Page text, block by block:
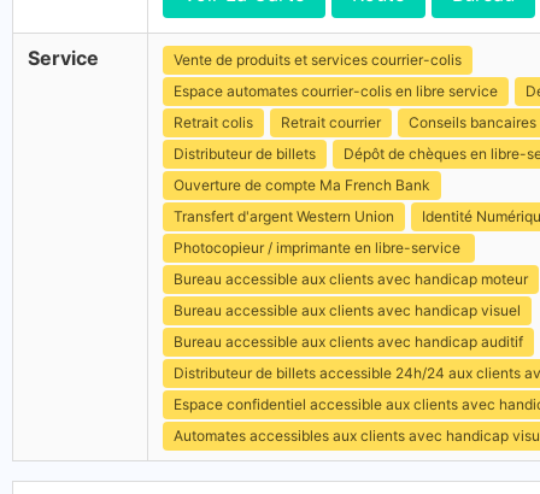
Service
Vente de produits et services courrier-colis
Espace automates courrier-colis en libre service
Retrait colis
Retrait courrier
Conseils bancaires
Distributeur de billets
Dépôt de chèques en libre-
Ouverture de compte Ma French Bank
Transfert d'argent Western Union
Identité
Photocopieur / imprimante en libre-service
Bureau accessible aux clients avec handicap moteur
Bureau accessible aux clients avec handicap visuel
Bureau accessible aux clients avec handicap auditif
Distributeur de billets accessible 24h/24 aux clients
Espace confidentiel accessible aux clients avec
Automates accessibles aux clients avec handicap